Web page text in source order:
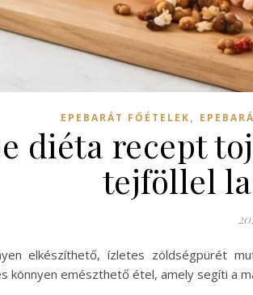
EPEBARÁT FŐÉTELEK,
diéta recept
tejföllel
elkészíthető, ízletes zöldségpürét
könnyen emészthető étel, amely segíti a